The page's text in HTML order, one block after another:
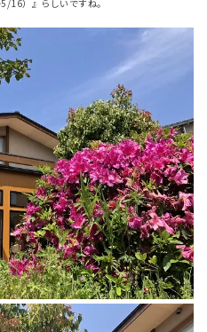
ルート
合わせ
16）』らしいですね。